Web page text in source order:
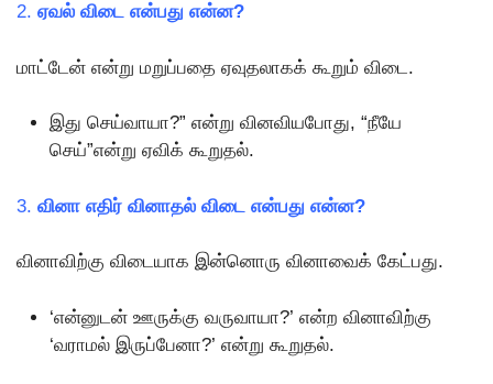
2. ஏவல் விடை என்பது என்ன?
மாட்டேன் என்று மறுப்பதை ஏவுதலாகக் கூறும் விடை.
இது செய்வாயா?” என்று வினவியபோது, “நீயே
செய்”என்று ஏவிக் கூறுதல்.
3. வினா எதிர் வினாதல் விடை என்பது என்ன?
வினாவிற்கு விடையாக இன்னொரு வினாவைக் கேட்பது.
‘என்னுடன் ஊருக்கு வருவாயா?’ என்ற வினாவிற்கு
‘வராமல் இருப்பேனா?’ என்று கூறுதல்.